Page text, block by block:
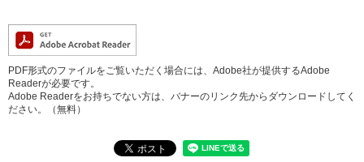
PDF形式のファイルをご覧いただく場合には、Adobe社が提供するAdobe
Readerが必要です。
Adobe Readerをお持ちでない方は、バナーのリンク先からダウンロードしてく
ださい。（無料）